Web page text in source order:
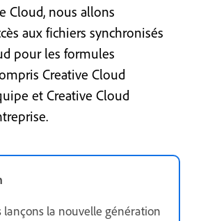
Cloud, nous allons
aux fichiers synchronisés
pour les formules
Creative Cloud
et Creative Cloud
lançons la nouvelle génération